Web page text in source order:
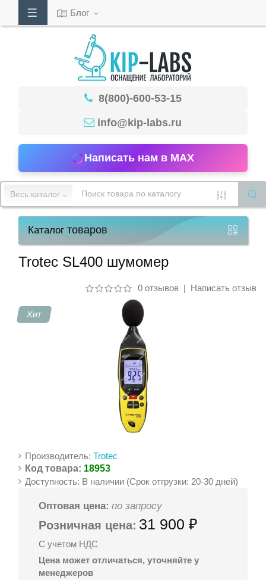
53-
15
работы
Блог
8(800)-600-53-15
info@kip-labs.ru
Написать нам в MAX
Весь каталог
Каталогтоваров
Trotec SL400 шумомер
0 отзывов| Написать отзыв
Хит
Производитель:Trotec
Код товара: 18953
Доступность: В наличии (Срок отгрузки: 20-30 дней)
Оптовая цена: по запросу
Розничная цена: 31 900 ₽
С учетом НДС
Цена может отличаться, уточняйте у
менеджеров